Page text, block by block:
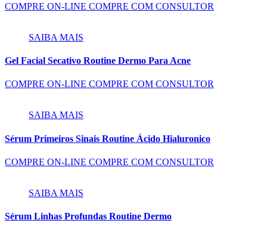
COMPRE ON-LINE COMPRE COM CONSULTOR
SAIBA MAIS
Gel Facial Secativo Routine Dermo Para Acne
COMPRE ON-LINE COMPRE COM CONSULTOR
SAIBA MAIS
Sérum Primeiros Sinais Routine Ácido Hialuronico
COMPRE ON-LINE COMPRE COM CONSULTOR
SAIBA MAIS
Sérum Linhas Profundas Routine Dermo